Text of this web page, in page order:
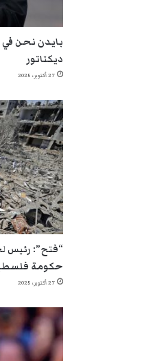
بايدن نحن
ديكتاتور
27 أكتوبر، 2025
“فتح”: رئيس
حكومة
27 أكتوبر، 2025